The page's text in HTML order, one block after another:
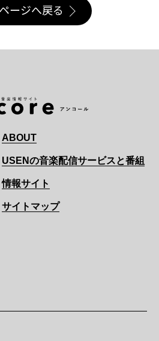
ージへ戻る
ABOUT
USENの音楽配信サービスと番組
情報サイト
サイトマップ